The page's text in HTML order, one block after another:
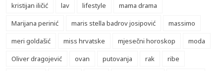
kristijan iličić
lav lifestyle
mama drama
Marijana perinić
maris stella badrov josipović
massimo
meri goldašić
miss hrvatske mjesečni horoskop
moda
Oliver dragojević
ovan putovanja rak
ribe